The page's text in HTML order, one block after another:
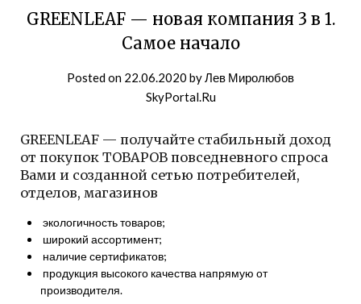
GREENLEAF — новая компания 3 в 1.
Самое начало
Posted on 22.06.2020 byЛев Миролюбов
SkyPortal.Ru
GREENLEAF — получайте стабильный доход
от покупок ТОВАРОВ повседневного спроса
Вами и созданной сетью потребителей,
отделов, магазинов
экологичность товаров;
широкий ассортимент;
наличие сертификатов;
продукция высокого качества напрямую от
производителя.